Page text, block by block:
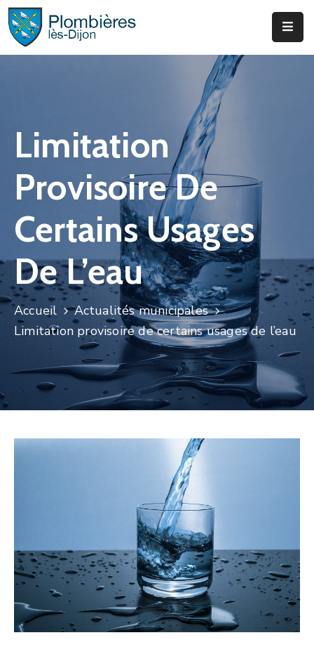
Faire
Infos
Actus
Limitation
Provisoire De
Certains Usages
De L’eau
Accueil
Actualités municipales
Limitation provisoire de certains usages de l’eau